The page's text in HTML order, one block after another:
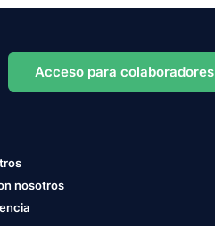
Acceso para colaboradores
nosotros